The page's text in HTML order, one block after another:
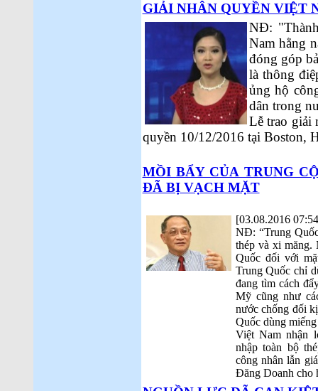
GIẢI NHÂN QUYỀN VIỆT
NĐ:
Nam hằng
đóng góp
là thông
ủng hộ
dân trong
Lễ trao giải
quyền 10/12/2016 tại Boston,
MỒI BẨY CỦA TRUNG
ĐÃ BỊ VẠCH MẶT
[03.08.2016
NĐ: “Trung
thép và xi măng.
Quốc đối với
Trung Quốc chỉ
đang tìm cách
Mỹ cũng như
nước chống đối
Quốc dùng
Việt Nam nhận
nhập toàn bộ
công nhân lẫn
Đăng Doanh cho